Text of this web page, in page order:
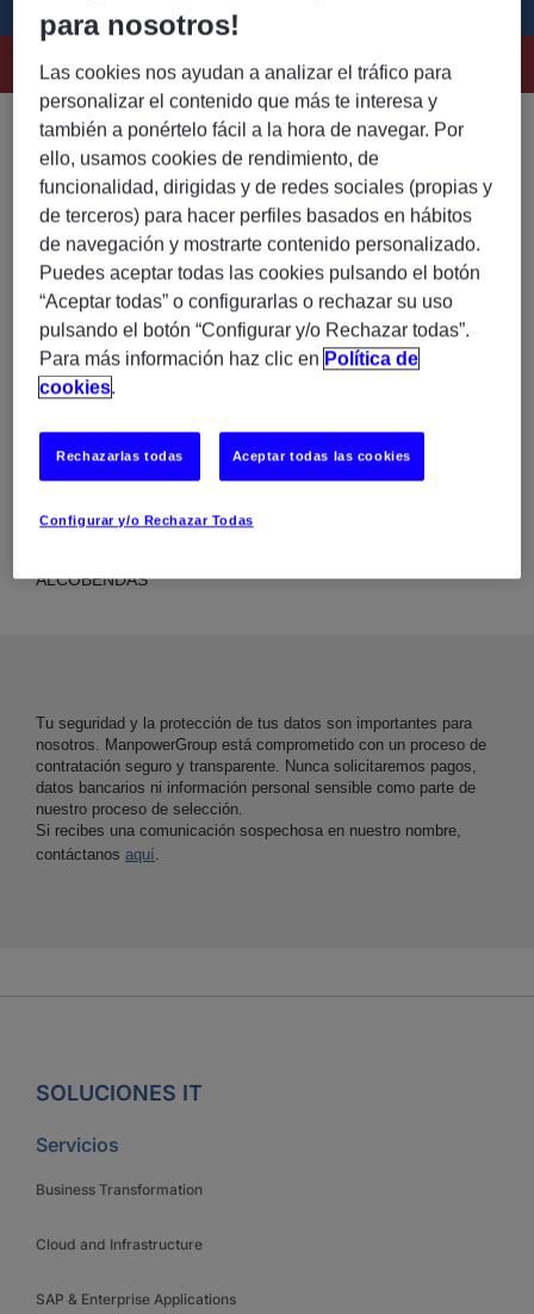
Este puesto ya no está disponible
UBICACIÓN
ALCOBENDAS
Tu seguridad y la protección de tus datos son importantes para
nosotros. ManpowerGroup está comprometido con un proceso de
contratación seguro y transparente. Nunca solicitaremos pagos,
datos bancarios ni información personal sensible como parte de
nuestro proceso de selección.
Si recibes una comunicación sospechosa en nuestro nombre,
contáctanos aquí.
SOLUCIONES IT
Servicios
Business Transformation
Cloud and Infrastructure
SAP & Enterprise Applications
para nosotros!
Las cookies nos ayudan a analizar el tráfico para
personalizar el contenido que más te interesa y
también a ponértelo fácil a la hora de navegar. Por
ello, usamos cookies de rendimiento, de
funcionalidad, dirigidas y de redes sociales (propias y
de terceros) para hacer perfiles basados en hábitos
de navegación y mostrarte contenido personalizado.
Puedes aceptar todas las cookies pulsando el botón
“Aceptar todas” o configurarlas o rechazar su uso
pulsando el botón “Configurar y/o Rechazar todas”.
Para más información haz clic en Política de
cookies.
Configurar y/o Rechazar Todas
Rechazarlas todas Aceptar todas las cookies